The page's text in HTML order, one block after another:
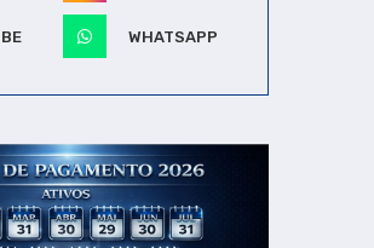
WHATSAPP